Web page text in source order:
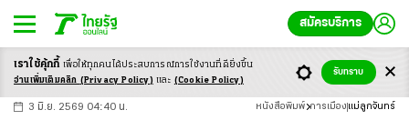
สมัครบริการ
-ก ก ก+
3 มิ.ย. 2569 04:40 น. หนังสือพิมพ์ การเมือง แม่ลูกจันทร์
เราใช้คุ้กกี้ เพื่อให้ทุกคนได้ประสบการณ์การใช้งานที่ดียิ่งขึ้น
อ่านเพิ่มเติมคลิก (Privacy Policy) และ (Cookie Policy)
รับทราบ